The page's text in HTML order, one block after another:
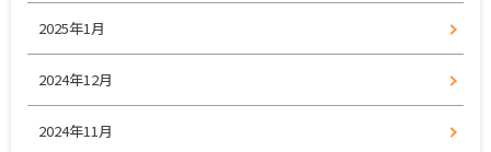
2025年1月
2024年12月
2024年11月